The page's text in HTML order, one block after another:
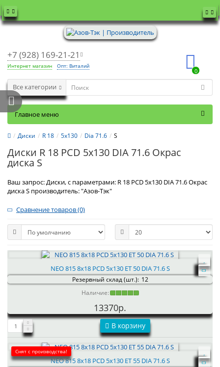
+7 (928) 169-21-21
Интернет магазин Опт: Виталий
0
Все категории
Главное меню
Диски R 18 5x130 Dia 71.6 S
Диски R 18 PCD 5x130 DIA 71.6 Окрас
диска S
Ваш запрос: Диски, с параметрами: R 18 PCD 5x130 DIA 71.6 Окрас
диска S производитель: "Азов-Тэк"
Сравнение товаров (0)
NEO 815 8x18 PCD 5x130 ET 50 DIA 71.6 S
Резервный склад (шт.): 12
Наличие:
13370р.
В корзину
Снят с производства!
NEO 815 8x18 PCD 5x130 ET 55 DIA 71.6 S